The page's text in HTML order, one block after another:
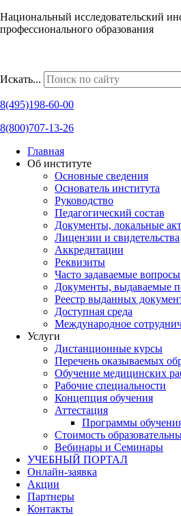
Национальный исследовательский
профессионального образования
Искать...
8(495)198-60-00
8(800)707-13-26
Главная
Об институте
Основные сведения
Основатель института
Руководство
Педагогический состав
Документы, локальные
Лицензии и свидетельства
Аккредитации
Реквизиты
Часто задаваемые вопросы
Документы, выдаваемые
Реестр выданных
Доступная среда
Международное
Услуги
Дистанционные курсы
Перечень оказываемых
Обучение медицинских
Рабочие специальности
Концепция обучения
Аттестация
Программы
Стоимость
Вебинары и Семинары
УЧЕБНЫЙ ПОРТАЛ
Онлайн-заявка
Акции
Партнеры
Контакты